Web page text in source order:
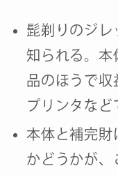
髭剃りのジレ
知られる。本
品のほうで収
プリンタなど
本体と補完財
かどうかが、